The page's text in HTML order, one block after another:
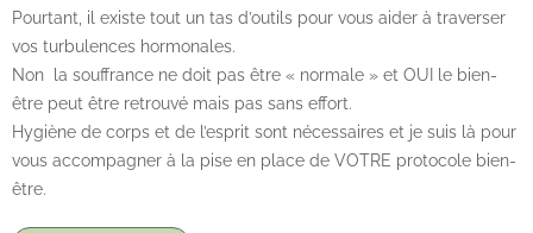
Pourtant, il existe tout un tas d’outils pour vous aider à traverser
vos turbulences hormonales.
Non la souffrance ne doit pas être « normale » et OUI le bien-
être peut être retrouvé mais pas sans effort.
Hygiène de corps et de l’esprit sont nécessaires et je suis là pour
vous accompagner à la pise en place de VOTRE protocole bien-
être.